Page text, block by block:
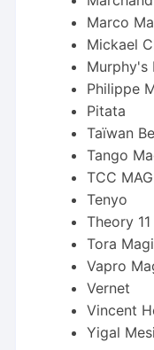
Marco
Mickael
Murphy's
Philippe
Pitata
Taïwan
Tango
TCC
Tenyo
Theory 11
Tora
Vapro
Vernet
Vincent
Yigal